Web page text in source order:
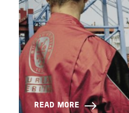
READ MORE